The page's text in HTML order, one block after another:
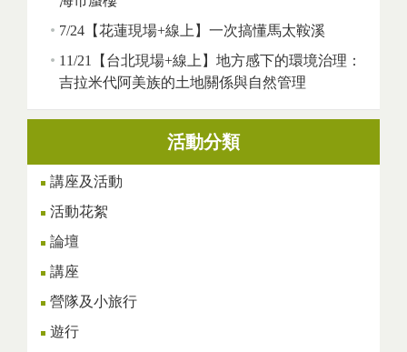
7/24【花蓮現場+線上】一次搞懂馬太鞍溪
11/21【台北現場+線上】地方感下的環境治理：
吉拉米代阿美族的土地關係與自然管理
活動分類
講座及活動
活動花絮
論壇
講座
營隊及小旅行
遊行